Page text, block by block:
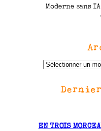
Moderne sans
A
v
EN TROIS